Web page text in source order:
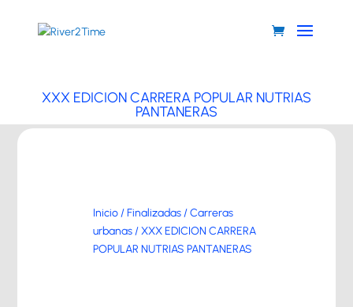
XXX EDICION CARRERA POPULAR NUTRIAS
PANTANERAS
Inicio/Finalizadas/Carreras
urbanas/ XXX EDICION CARRERA
POPULAR NUTRIAS PANTANERAS